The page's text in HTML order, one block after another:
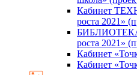
Кабинет
роста 2021»
БИБЛИОТЕКА
роста 2021»
Кабинет
Кабинет